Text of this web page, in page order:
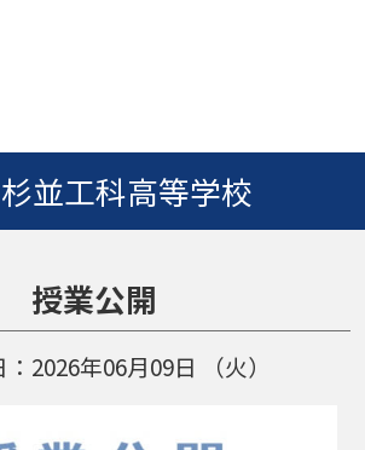
杉並工科高等学校
授業公開
2026年06月09日 （火）